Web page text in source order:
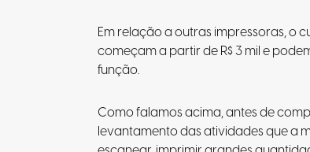
Em relação a outras impressoras, o
começam a partir de R$ 3 mil e
função.
Como falamos acima, antes de
levantamento das atividades que a